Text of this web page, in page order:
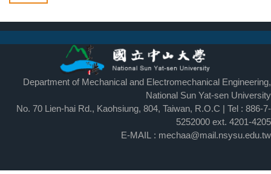
Department of Mechanical and Electromechanical Engineering,
National Sun Yat-sen University
No. 70 Lien-hai Rd., Kaohsiung, 804, Taiwan, R.O.C | Tel : 886-7-
5252000 ext. 4201-4205
E-MAIL : mechaa@mail.nsysu.edu.tw